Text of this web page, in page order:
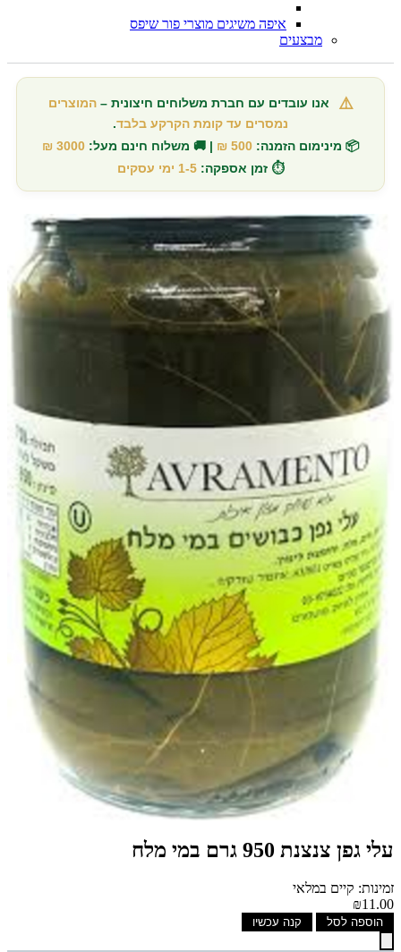
איפה משיגים מוצרי פור שיפס
מבצעים
⚠️ אנו עובדים עם חברת משלוחים חיצונית –המוצרים
נמסרים עד קומת הקרקע בלבד.
📦 מינימום הזמנה: 500 ₪ | 🚚 משלוח חינם מעל: 3000 ₪
⏱️ זמן אספקה: 1-5 ימי עסקים
עלי גפן צנצנת 950 גרם במי מלח
זמינות: קיים במלאי
₪11.00
הוספה לסל קנה עכשיו